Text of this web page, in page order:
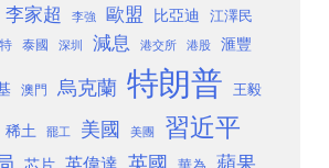
李家超 李強 歐盟 比亞迪 江澤民
泰國 深圳 減息 港交所 港股 滙豐
澳門 烏克蘭 特朗普 王毅
稀土 罷工 美國 美團 習近平